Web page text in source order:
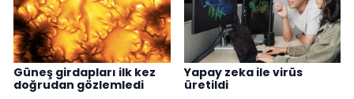
Güneş girdapları ilk kez
doğrudan gözlemledi
Yapay zeka ile virüs
üretildi